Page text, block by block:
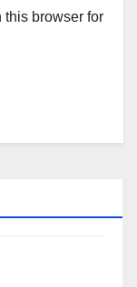
this browser for